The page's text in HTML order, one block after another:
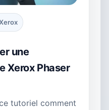
une
Xerox Phaser
tutoriel comment